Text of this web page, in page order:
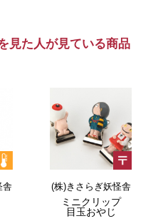
見た人が見ている商品
舎 (株)きさらぎ妖怪舎
ミニクリップ
目玉おやじ